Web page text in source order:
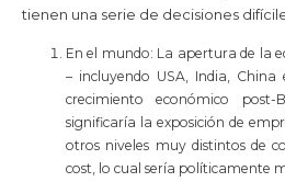
tienen una serie de decisiones
En el mundo: La apertura de la
– incluyendo USA, India, China
crecimiento económico
significaría la exposición de
otros niveles muy distintos de
cost, lo cual sería políticamente